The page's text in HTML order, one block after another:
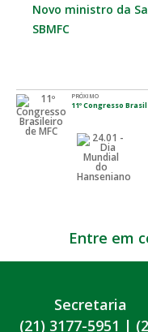
Novo ministro da
SBMFC
PRÓXIMO
11º Congresso
Entre em
Secretaria
(21) 3177-5951 |